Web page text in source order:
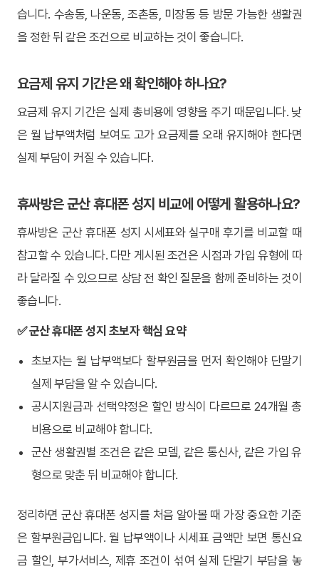
습니다. 수송동, 나운동, 조촌동, 미장동 등 방문 가능한 생활권
을 정한 뒤 같은 조건으로 비교하는 것이 좋습니다.
요금제 유지 기간은 왜 확인해야 하나요?
요금제 유지 기간은 실제 총비용에 영향을 주기 때문입니다. 낮
은 월 납부액처럼 보여도 고가 요금제를 오래 유지해야 한다면
실제 부담이 커질 수 있습니다.
휴싸방은 군산 휴대폰 성지 비교에 어떻게 활용하나요?
휴싸방은 군산 휴대폰 성지 시세표와 실구매 후기를 비교할 때
참고할 수 있습니다. 다만 게시된 조건은 시점과 가입 유형에 따
라 달라질 수 있으므로 상담 전 확인 질문을 함께 준비하는 것이
좋습니다.
✅ 군산 휴대폰 성지 초보자 핵심 요약
초보자는 월 납부액보다 할부원금을 먼저 확인해야 단말기
실제 부담을 알 수 있습니다.
공시지원금과 선택약정은 할인 방식이 다르므로 24개월 총
비용으로 비교해야 합니다.
군산 생활권별 조건은 같은 모델, 같은 통신사, 같은 가입 유
형으로 맞춘 뒤 비교해야 합니다.
정리하면 군산 휴대폰 성지를 처음 알아볼 때 가장 중요한 기준
은 할부원금입니다. 월 납부액이나 시세표 금액만 보면 통신요
금 할인, 부가서비스, 제휴 조건이 섞여 실제 단말기 부담을 놓